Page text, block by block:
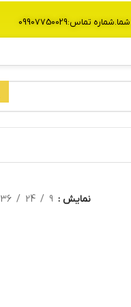
نمایش 9
24
36